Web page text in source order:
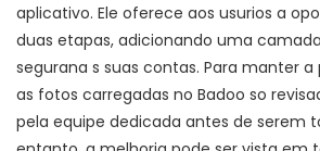
aplicativo. Ele oferece aos usurios a
duas etapas, adicionando uma
segurana s suas contas. Para manter
as fotos carregadas no Badoo so
pela equipe dedicada antes de serem